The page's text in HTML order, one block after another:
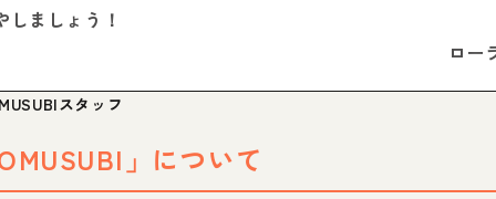
しましょう！
ロー
スタッフ
」について